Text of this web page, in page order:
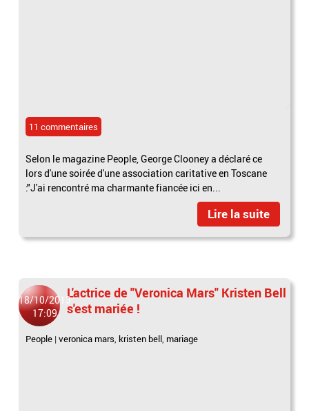
11 commentaires
Selon le magazine People, George Clooney a déclaré ce
lors d'une soirée d'une association caritative en Toscane
:"J'ai rencontré ma charmante fiancée ici en...
Lire la suite
18/10/2013
17:09
L'actrice de "Veronica Mars" Kristen Bell
s'est mariée !
People |veronica mars kristen bell mariage